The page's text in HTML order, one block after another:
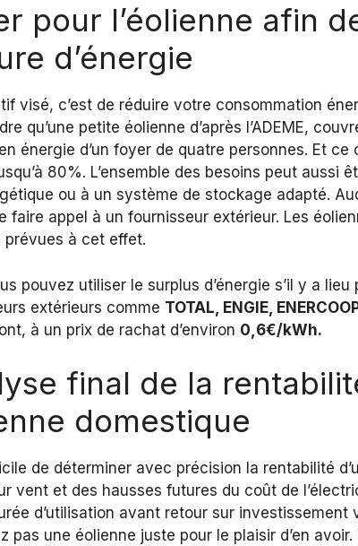
pour l’éolienne afin
d’énergie
visé, c’est de réduire votre consommation
qu’une petite éolienne d’après l’ADEME,
énergie d’un foyer de quatre personnes. Et
80%. L’ensemble des besoins peut aussi
ou à un système de stockage adapté.
faire appel à un fournisseur extérieur. Les
prévues à cet effet.
pouvez utiliser le surplus d’énergie s’il y a lieu
extérieurs comme TOTAL, ENGIE,
à un prix de rachat d’environ 0,6€/kWh.
final de la
domestique
de déterminer avec précision la rentabilité
vent et des hausses futures du coût de
d’utilisation avant retour sur investissement
pas une éolienne juste pour le plaisir d’en